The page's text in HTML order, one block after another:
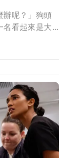
辦呢？」狗頭
名看起來是大